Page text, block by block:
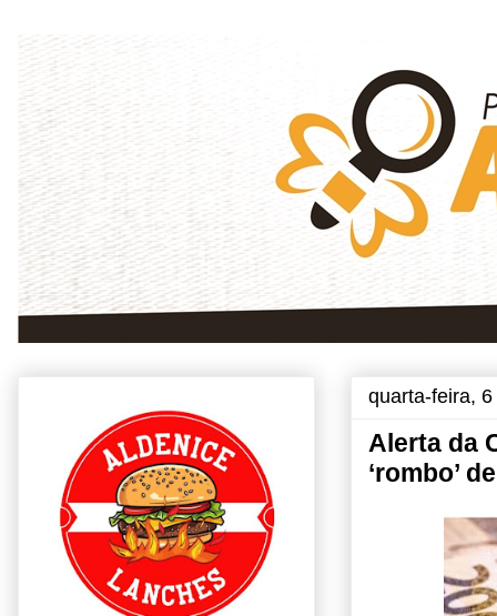
quarta-feira,
Alerta da
‘rombo’